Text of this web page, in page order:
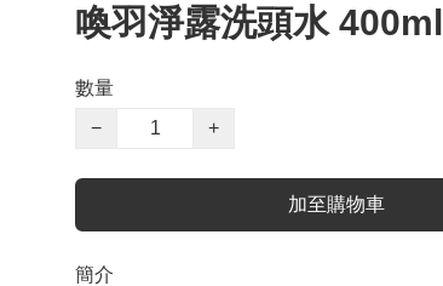
喚羽淨露洗頭水 400ml
數量
−
+
加至購物車
簡介